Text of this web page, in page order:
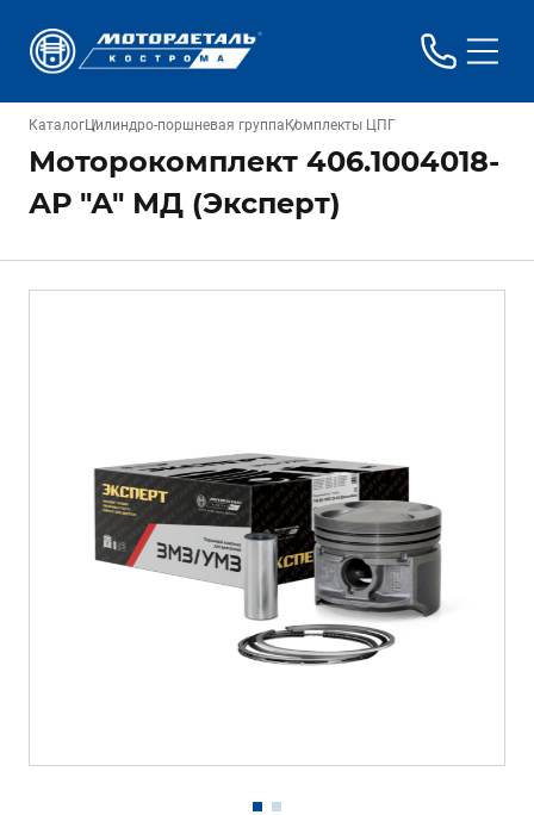
КаталогЦилиндро-поршневая группа Комплекты ЦПГ
Моторокомплект 406.1004018-
АР "А" МД (Эксперт)